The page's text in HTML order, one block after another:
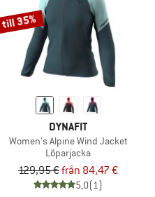
till 35%
DYNAFIT
Women's Alpine Wind Jacket
Löparjacka
129,95 €från 84,47 €
5,0(1)